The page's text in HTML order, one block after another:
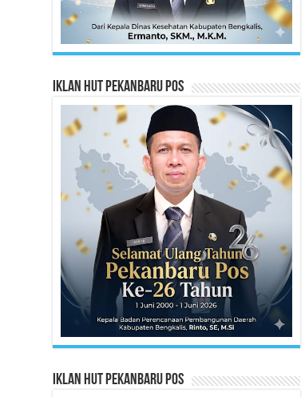
Iklan HUT Pekanbaru Pos
Iklan HUT Pekanbaru Pos